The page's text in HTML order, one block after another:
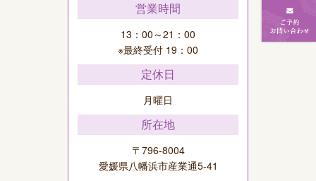
営業時間
13：00～21：00
※最終受付 19：00
定休日
月曜日
所在地
〒796-8004
愛媛県八幡浜市産業通5-41